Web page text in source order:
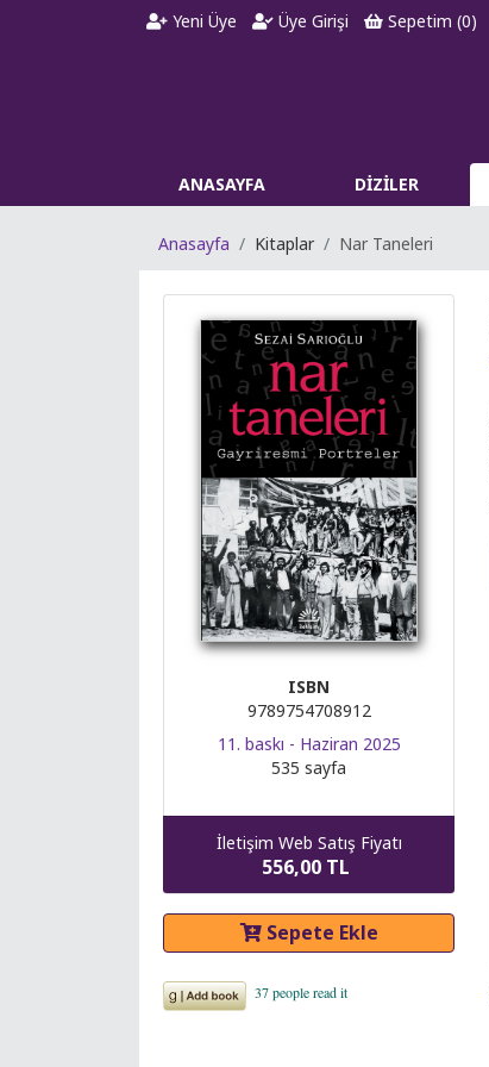
Yeni Üye Üye Girişi Sepetim (0)
ANASAYFA DİZİLER
Anasayfa Kitaplar Nar Taneleri
ISBN
9789754708912
11. baskı - Haziran 2025
535 sayfa
İletişim Web Satış Fiyatı
556,00 TL
Sepete Ekle